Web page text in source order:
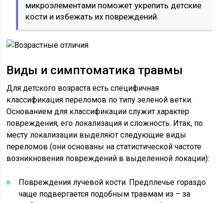
микроэлементами поможет укрепить детские
кости и избежать их повреждений.
Виды и симптоматика травмы
Для детского возраста есть специфичная
классификация переломов по типу зеленой ветки.
Основанием для классификации служит характер
повреждения, его локализация и сложность. Итак, по
месту локализации выделяют следующие виды
переломов (они основаны на статистической частоте
возникновения повреждений в выделенной локации):
Повреждения лучевой кости. Предплечье гораздо
чаще подвергается подобным травмам из – за